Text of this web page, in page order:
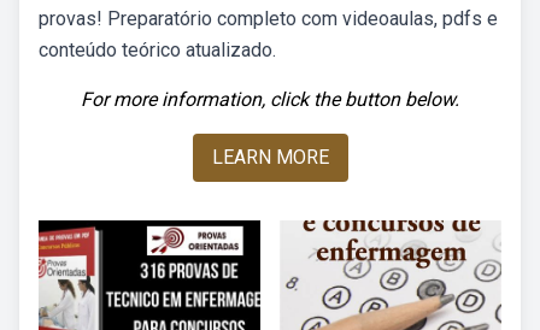
provas! Preparatório completo com videoaulas, pdfs e
conteúdo teórico atualizado.
For more information, click the button below.
LEARN MORE